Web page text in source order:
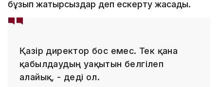
бұзып жатырсыздар деп ескерту жасады.
Қазір директор бос емес. Тек қана
қабылдаудың уақытын белгілеп
алайық, - деді ол.